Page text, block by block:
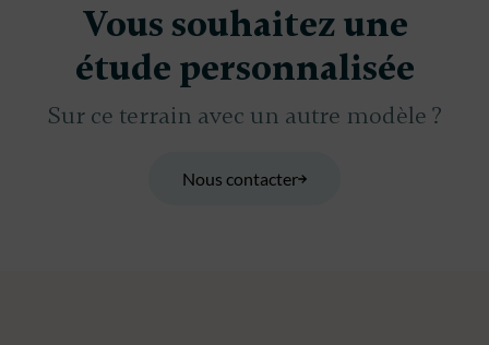
Vous souhaitez une
étude personnalisée
Sur ce terrain avec un autre modèle ?
Nous contacter